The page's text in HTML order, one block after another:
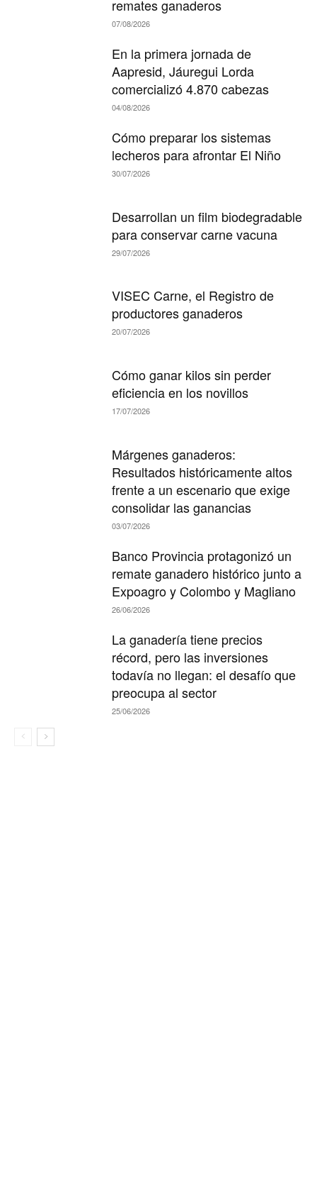
remates ganaderos
07/08/2026
En la primera jornada de
Aapresid, Jáuregui Lorda
comercializó 4.870 cabezas
04/08/2026
Cómo preparar los sistemas
lecheros para afrontar El Niño
30/07/2026
Desarrollan un film biodegradable
para conservar carne vacuna
29/07/2026
VISEC Carne, el Registro de
productores ganaderos
20/07/2026
Cómo ganar kilos sin perder
eficiencia en los novillos
17/07/2026
Márgenes ganaderos:
Resultados históricamente altos
frente a un escenario que exige
consolidar las ganancias
03/07/2026
Banco Provincia protagonizó un
remate ganadero histórico junto a
Expoagro y Colombo y Magliano
26/06/2026
La ganadería tiene precios
récord, pero las inversiones
todavía no llegan: el desafío que
preocupa al sector
25/06/2026